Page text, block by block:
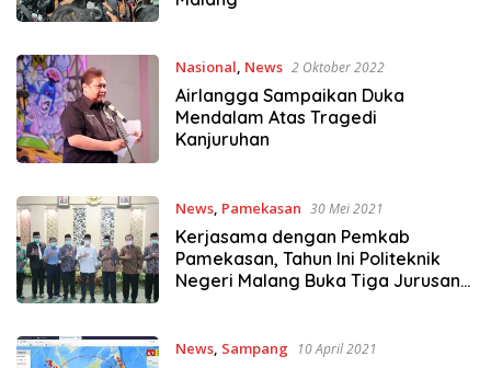
Nasional, News 2 Oktober 2022
Airlangga Sampaikan Duka
Mendalam Atas Tragedi
Kanjuruhan
News, Pamekasan 30 Mei 2021
Kerjasama dengan Pemkab
Pamekasan, Tahun Ini Politeknik
Negeri Malang Buka Tiga Jurusan
News, Sampang 10 April 2021